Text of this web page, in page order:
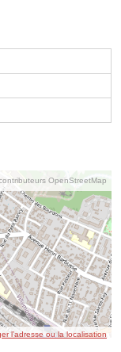
OpenStreetMap
l’adresse ou la localisation